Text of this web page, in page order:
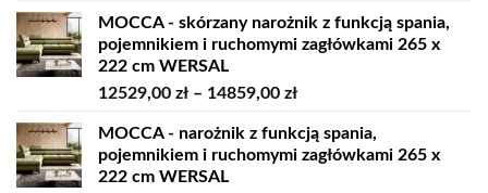
od
7979,00 zł
9209,00 zł
MOCCA - skórzany narożnik z funkcją spania,
pojemnikiem i ruchomymi zagłówkami 265 x
222 cm WERSAL
12529,00 zł – 14859,00 złZakres
od
12529,00 zł
MOCCA - narożnik z funkcją spania,
pojemnikiem i ruchomymi zagłówkami 265 x
222 cm WERSAL